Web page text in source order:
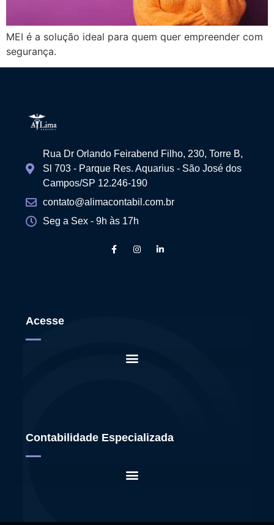
MEI é a solução ideal para quem quer empreender com
segurança.
Rua Dr Orlando Feirabend Filho, 230, Torre B,
Sl 703 - Parque Res. Aquarius - São José dos
Campos/SP 12.246-190
contato@alimacontabil.com.br
Seg a Sex - 9h às 17h
Acesse
Contabilidade Especializada